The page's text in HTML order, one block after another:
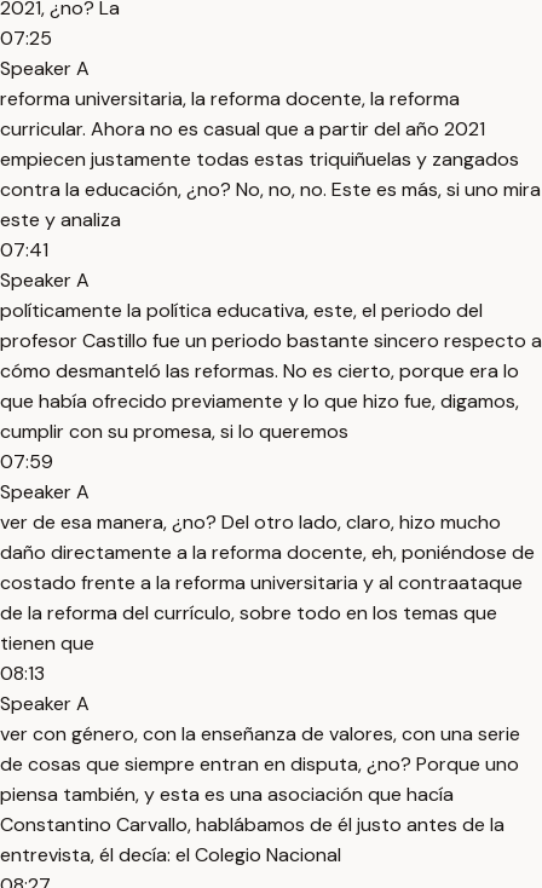
2021, ¿no? La
07:25
Speaker A
reforma universitaria, la reforma docente, la reforma
curricular. Ahora no es casual que a partir del año 2021
empiecen justamente todas estas triquiñuelas y zangados
contra la educación, ¿no? No, no, no. Este es más, si uno mira
este y analiza
07:41
Speaker A
políticamente la política educativa, este, el periodo del
profesor Castillo fue un periodo bastante sincero respecto a
cómo desmanteló las reformas. No es cierto, porque era lo
que había ofrecido previamente y lo que hizo fue, digamos,
cumplir con su promesa, si lo queremos
07:59
Speaker A
ver de esa manera, ¿no? Del otro lado, claro, hizo mucho
daño directamente a la reforma docente, eh, poniéndose de
costado frente a la reforma universitaria y al contraataque
de la reforma del currículo, sobre todo en los temas que
tienen que
08:13
Speaker A
ver con género, con la enseñanza de valores, con una serie
de cosas que siempre entran en disputa, ¿no? Porque uno
piensa también, y esta es una asociación que hacía
Constantino Carvallo, hablábamos de él justo antes de la
entrevista, él decía: el Colegio Nacional